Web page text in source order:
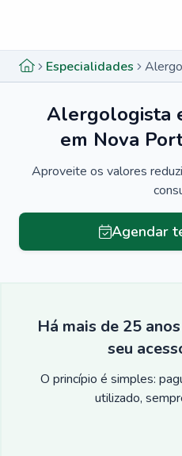
Especialidades
Alergologista
em Nova
Aproveite os valores
Agendar
Há mais de 25
seu
O princípio é simples:
utilizado,